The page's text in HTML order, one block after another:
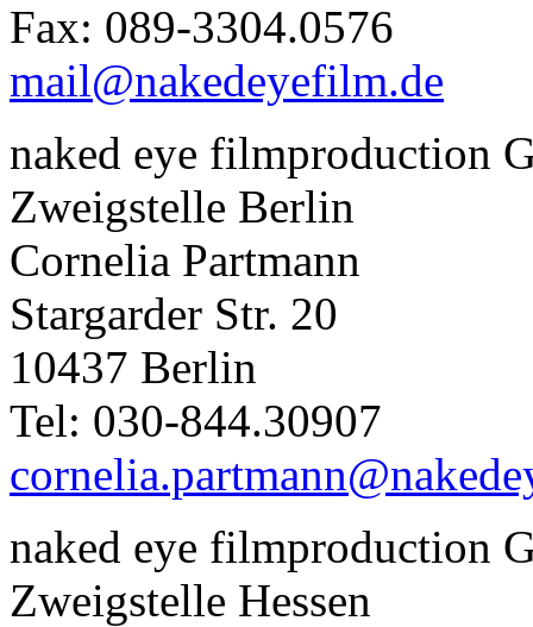
Fax: 089-3304.0576
mail@nakedeyefilm.de
naked eye filmproduction
Zweigstelle Berlin
Cornelia Partmann
Stargarder Str. 20
10437 Berlin
Tel: 030-844.30907
naked eye filmproduction
Zweigstelle Hessen